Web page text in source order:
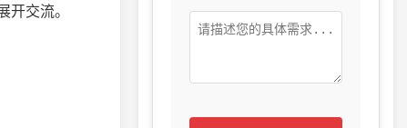
交流。